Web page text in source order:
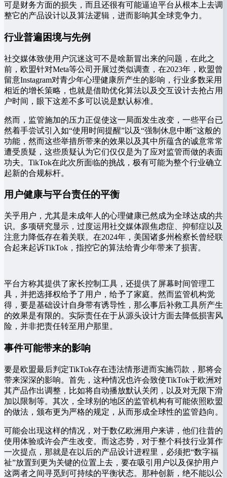
可是财务方面的损失，而且还很有可能逼迫平台从根本上去调
整它的产品设计以及算法逻辑，进而影响其全球竞争力。
行业普遍困境与先例
社交媒体致使用户沉迷这可不是啥新冒出来的问题，在此之
前，欧盟针对Meta等公司开展过类似调查，在2023年，欧盟曾
留意Instagram对青少年心理健康所产生的影响，行业多数采用
相近的增长策略，也就是借助优化算法以及交互设计去抢占用
户时间，眼下这差不多可以说是默认标准。
然而，监管施加的压力正促使这一局面发生改变，一些平台已
然着手尝试引入如“使用时间提醒”以及“强制休息中断”这般的
功能，然而这些举措所带来的效果以及其中所蕴含的诚意常常
遭受质疑，这些质疑认为它们仅仅是为了应对监管而做的表面
功夫。TikTok在此次所面临的挑战，极有可能为整个行业确立
起新的合规标杆。
用户健康与平台责任的平衡
关乎用户，尤其是未成年人的心理健康已然成为全球达成的共
识。多项研究显示，过度运用社交媒体跟焦虑症、抑郁症以及
注意力降低存在着关联。在2024年，美国诸多州检察长曾经联
合起来起诉TikTok，指控它的算法给青少年带来了损害。
平台方称其提供了家长控制工具，还提供了屏幕时间管理工
具，并把选择权给予了用户，给予了家庭。然而监管机构觉
得，要是基础设计自身带有诱导性，那么事后补救工具所产生
的效果是有限的。实际责任在于从源头设计方面去降低损害风
险，并非把责任转至用户那里。
事件可能带来的影响
要是欧盟最后判定TikTok存在违法情形进而实施罚款，那将会
带来深深的影响。首先，这种情况也许会致使TikTok于欧洲对
其产品作出调整，比如将自动播放默认关闭，以及对无限下滑
加以限制等。其次，全球别的地区的监管机构有可能依照欧盟
的做法，颁布更为严格的规定，从而形成全球性的监管趋向。
可能会出现这样的情况，对于数亿欧洲用户来讲，他们往昔的
使用体验或许会产生改变。而这态势，对于整个科技行业算作
一次提点，那就是在以后的产品设计进程里，必须把“数字福
祉”放置到更为关键的位置上去，要在吸引用户以及保护用户
这两者之间寻觅到可持续的平衡状态。那种创新，绝不能以公